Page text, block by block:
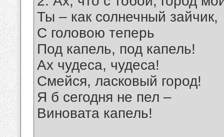
Ты – как солнечный зайчик,
С головою теперь
Под капель, под капель!
Ах чудеса, чудеса!
Смейся, ласковый город!
Я б сегодня не пел –
Виновата капель!